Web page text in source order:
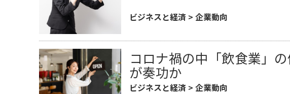
ビジネスと経済 >企業動向
コロナ禍の中「飲食業」
が奏功か
ビジネスと経済 >企業動向